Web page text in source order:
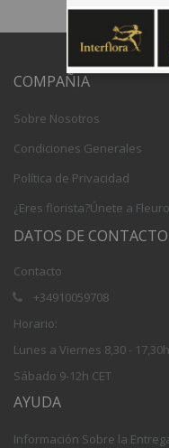
COMPAÑIA
Sobre Nosotros
Condiciones Generales
Política de Privacidad
¿Eres florista?Únete a
DATOS DE CONTACTO
Contacto
+34910059708
Horario:
Lunes a Viernes 8,30 -
Sábado 9-12h CET
AYUDA
Información Sobre la